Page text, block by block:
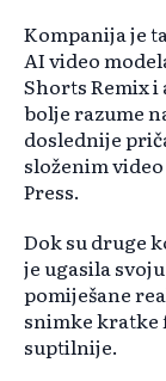
Kompanija je
AI video
Shorts Remix
bolje razume
doslednije
složenim
Press.
Dok su druge
je ugasila
pomiješane
snimke kratke
suptilnije.